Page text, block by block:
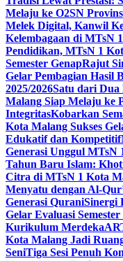
Melaju ke O2SN
Melek Digital, Kanwil
Kelembagaan di MTsN
Pendidikan, MTsN 1
Semester GenapRajut
Gelar Pembagian Hasil
2025/2026Satu dari Dua
Malang Siap Melaju ke
IntegritasKobarkan
Kota Malang Sukses
Edukatif dan Kompetitif
Generasi Unggul MTsN
Tahun Baru Islam:
Citra di MTsN 1 Kota
Menyatu dengan Al-
Generasi QuraniSinergi
Gelar Evaluasi
Kurikulum Merdeka
Kota Malang Jadi
SeniTiga Sesi Penuh